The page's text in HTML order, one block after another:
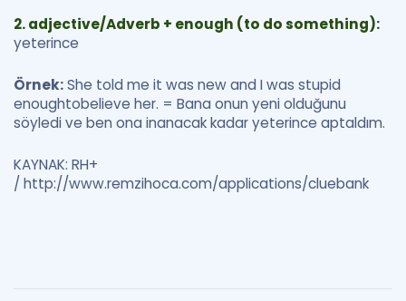
Blog
2. adjective/Adverb + enough (to do something):
yeterince
Örnek:She told me it was new and I was stupid
enoughtobelieve her. = Bana onun yeni olduğunu
söyledi ve ben ona inanacak kadar yeterince aptaldım.
KAYNAK: RH+
/ http://www.remzihoca.com/applications/cluebank